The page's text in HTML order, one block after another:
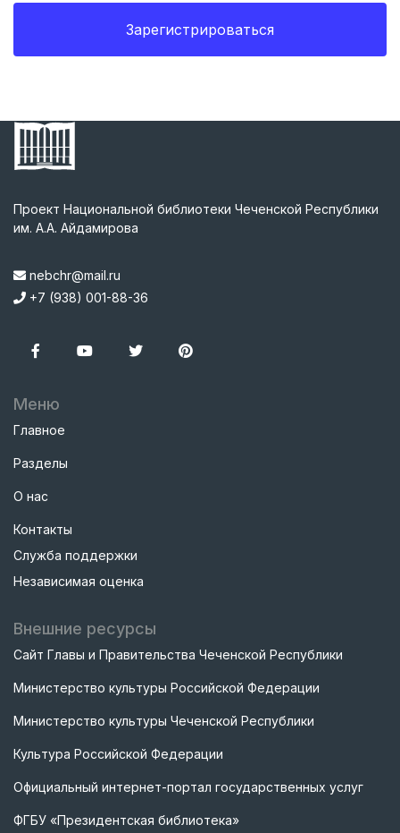
Зарегистрироваться
Проект Национальной библиотеки Чеченской Республики
им. А.А. Айдамирова
nebchr@mail.ru
+7 (938) 001-88-36
Меню
Главное
Разделы
О нас
Контакты
Служба поддержки
Независимая оценка
Внешние ресурсы
Сайт Главы и Правительства Чеченской Республики
Министерство культуры Российской Федерации
Министерство культуры Чеченской Республики
Культура Российской Федерации
Официальный интернет-портал государственных услуг
ФГБУ «Президентская библиотека»